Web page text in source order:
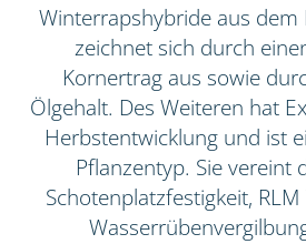
Winterrapshybride aus dem
zeichnet sich durch
Kornertrag aus sowie
Ölgehalt. Des Weiteren hat
Herbstentwicklung und ist
Pflanzentyp. Sie vereint
Schotenplatzfestigkeit,